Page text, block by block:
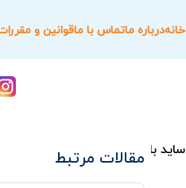
خانهدرباره ماتماس با ماقوانین و
مقالات مرتبط